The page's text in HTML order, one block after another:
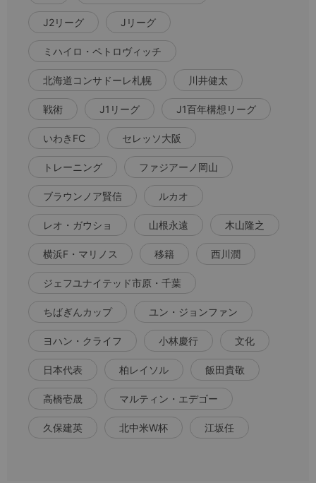
J2リーグ Jリーグ
ミハイロ・ペトロヴィッチ
北海道コンサドーレ札幌 川井健太
戦術 J1リーグ J1百年構想リーグ
いわきFC セレッソ大阪
トレーニング ファジアーノ岡山
ブラウンノア賢信 ルカオ
レオ・ガウショ 山根永遠 木山隆之
横浜F・マリノス 移籍 西川潤
ジェフユナイテッド市原・千葉
ちばぎんカップ ユン・ジョンファン
ヨハン・クライフ 小林慶行 文化
日本代表 柏レイソル 飯田貴敬
高橋壱晟 マルティン・エデゴー
久保建英 北中米W杯 江坂任